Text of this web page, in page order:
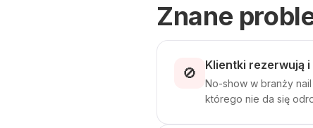
Znane
🚫 Klientki rezerwują
No-show w branży
którego nie da się